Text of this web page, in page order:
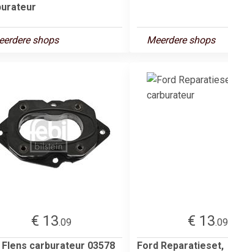
shops Meerdere shops
€ 13.09
Flens carburateur 03578
€ 13.09
Ford Reparatieset,